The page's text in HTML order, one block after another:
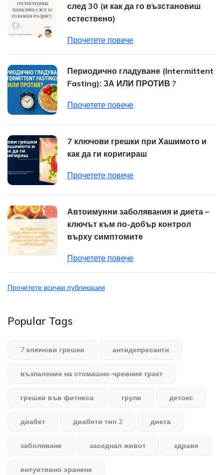
след 30 (и как да го възстановиш
естествено)
Прочетете повече
Периодично гладуване (Intermittent
Fasting): ЗА ИЛИ ПРОТИВ ?
Прочетете повече
7 ключови грешки при Хашимото и
как да ги коригираш
Прочетете повече
Автоимунни заболявания и диета –
ключът към по-добър контрол
върху симптомите
Прочетете повече
Прочетете всички публикации
Popular Tags
7 ключови грешки антидепресанти
възпаление на стомашно-чревния тракт
грешки във фитнеса групи детокс
диабет диабети тип 2 диета
заболяване заседнал живот здраве
интуитивно хранене